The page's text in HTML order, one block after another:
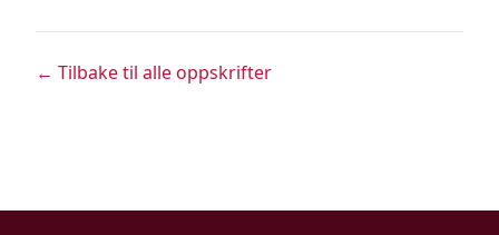
← Tilbake til alle oppskrifter